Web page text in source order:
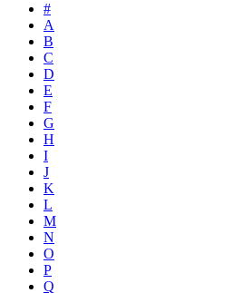
#
A
B
C
D
E
F
G
H
I
J
K
L
M
N
O
P
Q